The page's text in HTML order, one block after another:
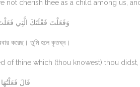
not cherish thee as a child among us,
(19 وَفَعَلْتَ فَعْلَتَكَ الَّتِي
করেছ। তুমি হলে কৃতঘ্ন।
of thine which (thou knowest) thou
(20 قَالَ